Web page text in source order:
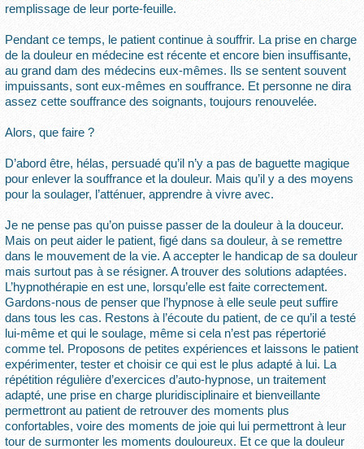
remplissage de leur porte-feuille.
Pendant ce temps, le patient continue à souffrir. La prise en charge
de la douleur en médecine est récente et encore bien insuffisante,
au grand dam des médecins eux-mêmes. Ils se sentent souvent
impuissants, sont eux-mêmes en souffrance. Et personne ne dira
assez cette souffrance des soignants, toujours renouvelée.
Alors, que faire ?
D’abord être, hélas, persuadé qu’il n’y a pas de baguette magique
pour enlever la souffrance et la douleur. Mais qu’il y a des moyens
pour la soulager, l’atténuer, apprendre à vivre avec.
Je ne pense pas qu’on puisse passer de la douleur à la douceur.
Mais on peut aider le patient, figé dans sa douleur, à se remettre
dans le mouvement de la vie. A accepter le handicap de sa douleur
mais surtout pas à se résigner. A trouver des solutions adaptées.
L’hypnothérapie en est une, lorsqu’elle est faite correctement.
Gardons-nous de penser que l’hypnose à elle seule peut suffire
dans tous les cas. Restons à l’écoute du patient, de ce qu’il a testé
lui-même et qui le soulage, même si cela n’est pas répertorié
comme tel. Proposons de petites expériences et laissons le patient
expérimenter, tester et choisir ce qui est le plus adapté à lui. La
répétition régulière d’exercices d’auto-hypnose, un traitement
adapté, une prise en charge pluridisciplinaire et bienveillante
permettront au patient de retrouver des moments plus
confortables, voire des moments de joie qui lui permettront à leur
tour de surmonter les moments douloureux. Et ce que la douleur